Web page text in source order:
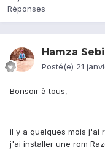
Réponses
Hamza
Posté(e) 21
Bonsoir à tous,
il y a quelques mois j'ai
j'ai installer une rom